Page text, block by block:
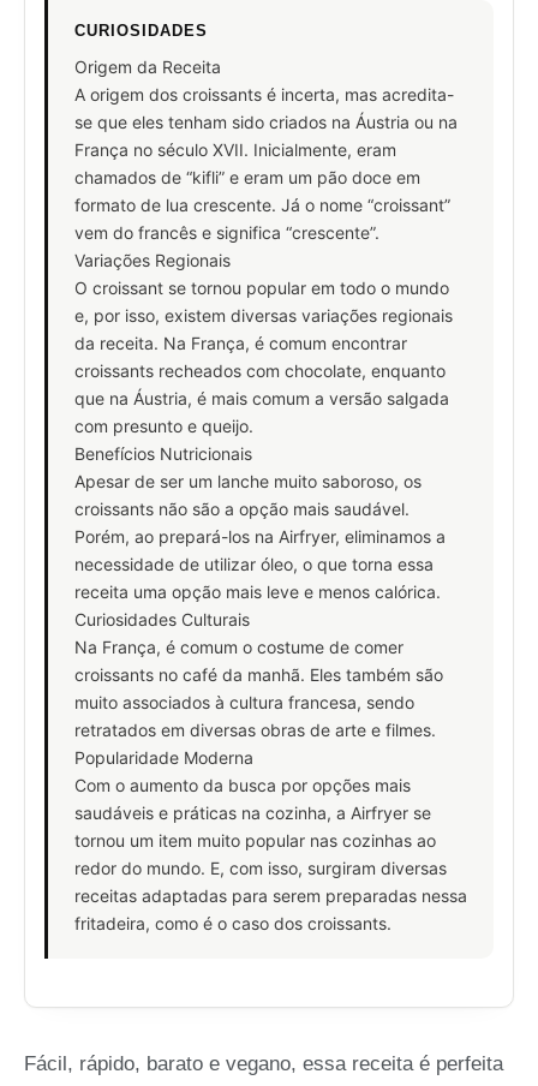
CURIOSIDADES
Origem da Receita
A origem dos croissants é incerta, mas acredita-
se que eles tenham sido criados na Áustria ou na
França no século XVII. Inicialmente, eram
chamados de “kifli” e eram um pão doce em
formato de lua crescente. Já o nome “croissant”
vem do francês e significa “crescente”.
Variações Regionais
O croissant se tornou popular em todo o mundo
e, por isso, existem diversas variações regionais
da receita. Na França, é comum encontrar
croissants recheados com chocolate, enquanto
que na Áustria, é mais comum a versão salgada
com presunto e queijo.
Benefícios Nutricionais
Apesar de ser um lanche muito saboroso, os
croissants não são a opção mais saudável.
Porém, ao prepará-los na Airfryer, eliminamos a
necessidade de utilizar óleo, o que torna essa
receita uma opção mais leve e menos calórica.
Curiosidades Culturais
Na França, é comum o costume de comer
croissants no café da manhã. Eles também são
muito associados à cultura francesa, sendo
retratados em diversas obras de arte e filmes.
Popularidade Moderna
Com o aumento da busca por opções mais
saudáveis e práticas na cozinha, a Airfryer se
tornou um item muito popular nas cozinhas ao
redor do mundo. E, com isso, surgiram diversas
receitas adaptadas para serem preparadas nessa
fritadeira, como é o caso dos croissants.
Fácil, rápido, barato e vegano, essa receita é perfeita